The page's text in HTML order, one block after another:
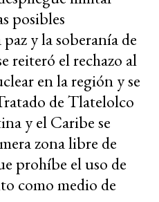
posibles
y la soberanía de
reiteró el rechazo al
en la región y se
de Tlatelolco
y el Caribe se
zona libre de
prohíbe el uso de
como medio de